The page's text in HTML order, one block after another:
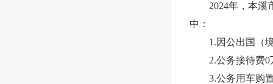
2024年，本溪市
中：
1.因公出国（境
2.公务接待费0
3.公务用车购置